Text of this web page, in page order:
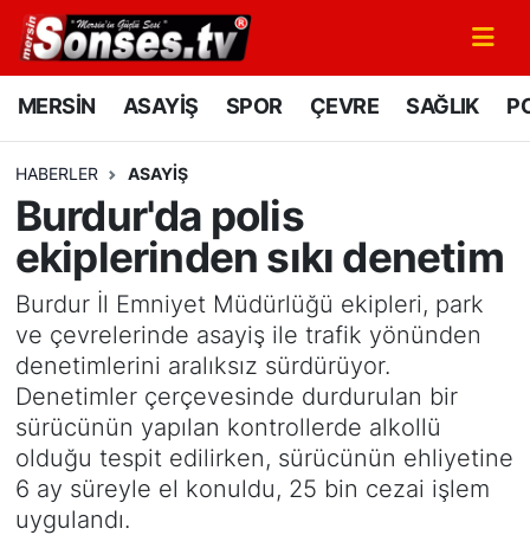
MERSİN ASAYİŞ SPOR ÇEVRE SAĞLIK
HABERLER ASAYİŞ
Burdur'da polis
ekiplerinden sıkı denetim
Burdur İl Emniyet Müdürlüğü ekipleri, park
ve çevrelerinde asayiş ile trafik yönünden
denetimlerini aralıksız sürdürüyor.
Denetimler çerçevesinde durdurulan bir
sürücünün yapılan kontrollerde alkollü
olduğu tespit edilirken, sürücünün ehliyetine
6 ay süreyle el konuldu, 25 bin cezai işlem
uygulandı.
MERSİN
SPOR
GÜNÜN MANŞETİ
DÜNYA
KÜLTÜR - SANAT
MAGAZİN
SAĞLIK
Mersin Nöbetçi Eczaneler
Mersin Namaz Vakitleri
Mersin Trafik Yoğunluk Haritası
Süper Lig Puan Durumu ve Fikstür
Tüm Manşetler
Son Dakika Haberleri
Haber Arşivi